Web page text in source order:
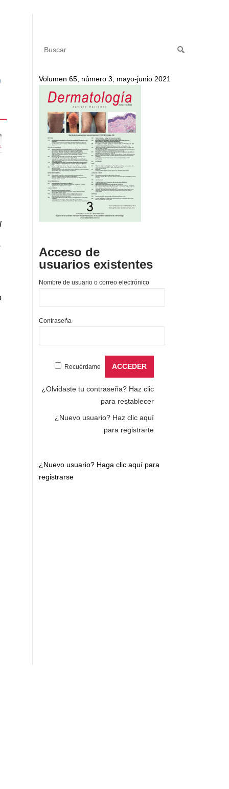
Volumen 65, número 3, mayo-junio 2021
Acceso de
usuarios existentes
Nombre de usuario o correo electrónico
Contraseña
Recuérdame
¿Olvidaste tu contraseña? Haz clic
para restablecer
¿Nuevo usuario? Haz clic aquí
para registrarte
¿Nuevo usuario? Haga clic aquí para
registrarse